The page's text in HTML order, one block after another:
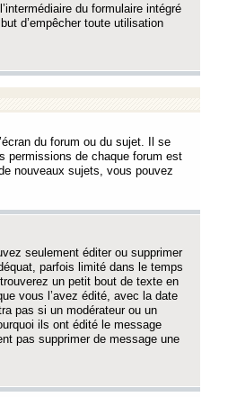
du formulaire intégré
d’empêcher toute utilisation
du forum ou du sujet. Il se
permissions de chaque forum est
nouveaux sujets, vous pouvez
seulement éditer ou supprimer
parfois limité dans le temps
un petit bout de texte en
vous l’avez édité, avec la date
pas si un modérateur ou un
ils ont édité le message
pas supprimer de message une